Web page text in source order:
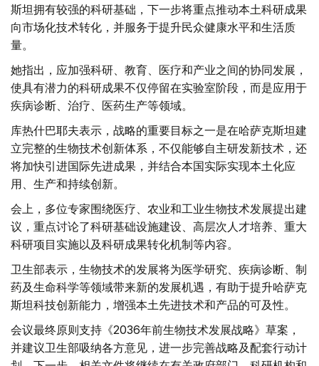
斯坦拥有较强的科研基础，下一步将重点推动本土科研成果
向市场化技术转化，并服务于提升民众健康水平和生活质
量。
她指出，应加强科研、教育、医疗和产业之间的协同发展，
使具有潜力的科研成果不仅停留在实验室阶段，而是应用于
疾病诊断、治疗、医药生产等领域。
库热什巴耶夫表示，战略的重要目标之一是在哈萨克斯坦建
立完整的生物技术创新体系，不仅能够自主研发新技术，还
将加快引进国际先进成果，并结合本国实际实现本土化应
用、生产和持续创新。
会上，多位专家围绕医疗、农业和工业生物技术发展提出建
议，重点讨论了科研基础设施建设、高层次人才培养、重大
科研项目实施以及科研成果转化机制等内容。
卫生部表示，生物技术的发展将为医学研究、疾病诊断、制
药及生命科学等领域带来新的发展机遇，有助于提升哈萨克
斯坦科技创新能力，增强本土先进技术和产品的可及性。
会议最终原则支持《2036年前生物技术发展战略》草案，
并建议卫生部吸纳各方意见，进一步完善战略及配套行动计